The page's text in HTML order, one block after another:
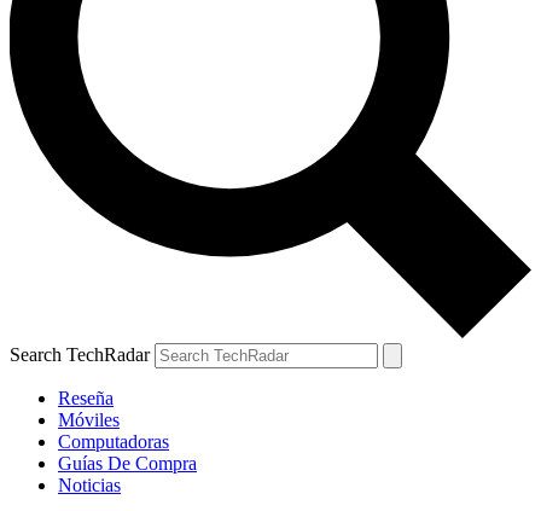
Search TechRadar
Reseña
Móviles
Computadoras
Guías De Compra
Noticias